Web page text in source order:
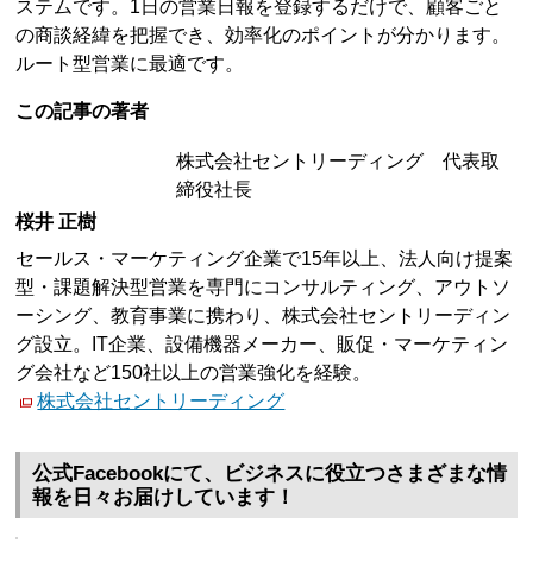
ステムです。1日の営業日報を登録するだけで、顧客ごと
の商談経緯を把握でき、効率化のポイントが分かります。
ルート型営業に最適です。
この記事の著者
株式会社セントリーディング 代表取
締役社長
桜井 正樹
セールス・マーケティング企業で15年以上、法人向け提案
型・課題解決型営業を専門にコンサルティング、アウトソ
ーシング、教育事業に携わり、株式会社セントリーディン
グ設立。IT企業、設備機器メーカー、販促・マーケティン
グ会社など150社以上の営業強化を経験。
株式会社セントリーディング
公式Facebookにて、ビジネスに役立つさまざまな情
報を日々お届けしています！